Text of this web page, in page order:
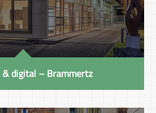
digital – Brammertz